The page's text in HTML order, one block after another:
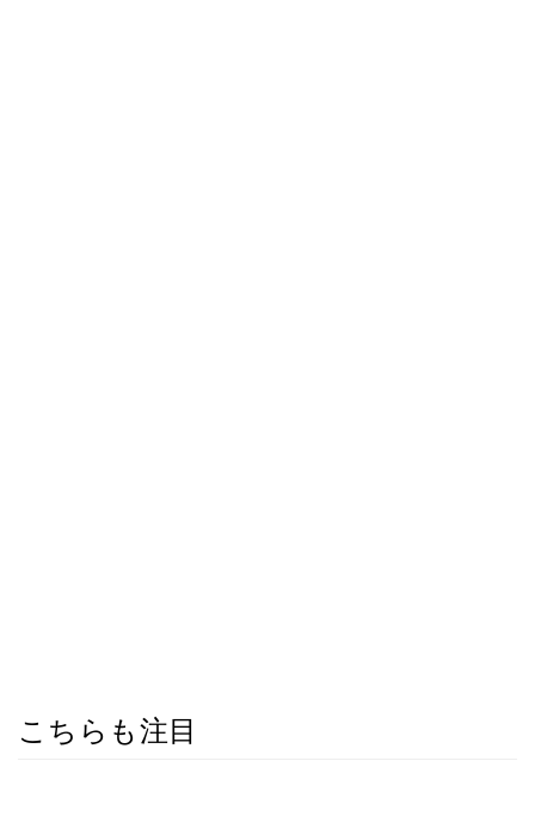
こちらも注目